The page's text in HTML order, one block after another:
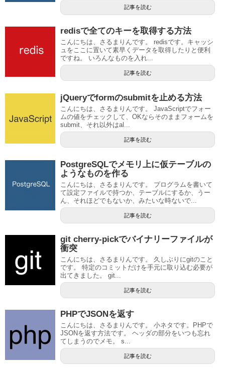
記事を読む
redisで全てのキーを取得する方法
こんにちは、さるまりんです。 redisです。キャッシ
ュをここに置いて素早くデータを取得したりと便利
ですね。 いろんなものを入れ...
記事を読む
jQueryでformのsubmitを止める方法
こんにちは、さるまりんです。 JavaScriptでフォー
ムの値をチェックして、OKならそのままフォームを
submit、それ以外はal...
記事を読む
PostgreSQLでメモリ上に仮テーブルの
ようなものを作る
こんにちは、さるまりんです。 プログラムを書いて
て設定ファイルで持つか、テーブルにするか、うー
ん、それほどでもないか、みたいな時ないで...
記事を読む
git cherry-pickでバイナリーファイルが
衝突
こんにちは、さるまりんです。 久しぶりにgitのこと
です。 特定のコミットだけを手元に取り込む必要が
出てきました。 git...
記事を読む
PHPでJSONを返す
こんにちは、さるまりんです。 小ネタです。PHPで
JSONを返す方法です。 ヘッダの部分をいつも忘れ
てしまうのでメモ。 s...
記事を読む